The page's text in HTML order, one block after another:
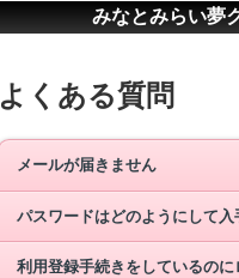
みなとみらい夢
よくある質問
メールが届きません
パスワードはどのようにして入
利用登録手続きをしているの